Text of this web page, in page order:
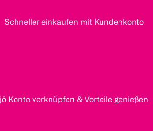
Schneller einkaufen mit Kundenkonto
jö Konto verknüpfen & Vorteile genießen